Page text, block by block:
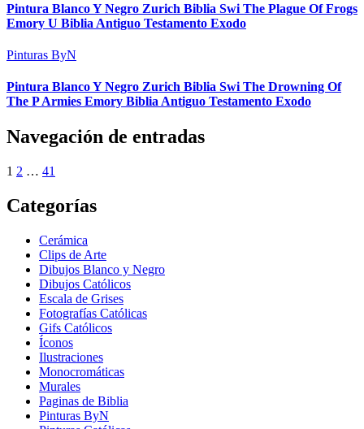
Pintura Blanco Y Negro Zurich Biblia Swi The Plague Of Frogs
Emory U Biblia Antiguo Testamento Exodo
Pinturas ByN
Pintura Blanco Y Negro Zurich Biblia Swi The Drowning Of
The P Armies Emory Biblia Antiguo Testamento Exodo
Navegación de entradas
1 2 … 41
Categorías
Cerámica
Clips de Arte
Dibujos Blanco y Negro
Dibujos Católicos
Escala de Grises
Fotografías Católicas
Gifs Católicos
Íconos
Ilustraciones
Monocromáticas
Murales
Paginas de Biblia
Pinturas ByN